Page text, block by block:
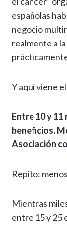
españolas
negocio
realmente a
Y aquí viene
Entre 10 y 11
beneficios.
Asociación
Repito:
Mientras
entre 15 y 25